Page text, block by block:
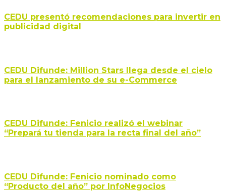
CEDU presentó recomendaciones para invertir en
publicidad digital
CEDU Difunde: Million Stars llega desde el cielo
para el lanzamiento de su e-Commerce
CEDU Difunde: Fenicio realizó el webinar
“Prepará tu tienda para la recta final del año”
CEDU Difunde: Fenicio nominado como
“Producto del año” por InfoNegocios